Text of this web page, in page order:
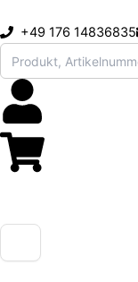
Inhalt+49 176 14836835